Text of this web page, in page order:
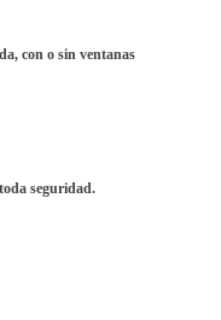
con o sin ventanas
seguridad.